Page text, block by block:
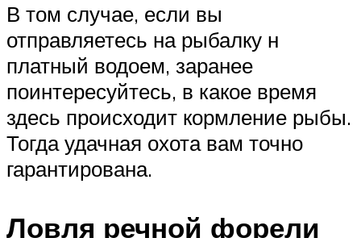
В том случае, если вы
отправляетесь на рыбалку н
платный водоем, заранее
поинтересуйтесь, в какое время
здесь происходит кормление рыбы.
Тогда удачная охота вам точно
гарантирована.
Ловля речной форели